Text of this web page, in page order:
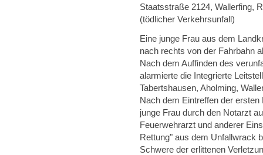
Staatsstraße 2124, Wallerfing,
(tödlicher Verkehrsunfall)
Eine junge Frau aus dem
nach rechts von der Fahrbahn
Nach dem Auffinden des
alarmierte die Integrierte
Tabertshausen, Aholming,
Nach dem Eintreffen der
junge Frau durch den Notarzt
Feuerwehrarzt und anderer
Rettung" aus dem Unfallwrack
Schwere der erlittenen